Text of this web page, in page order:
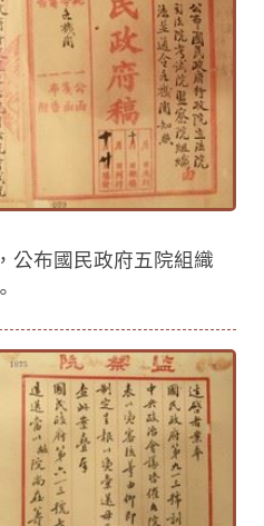
公布國民政府五院組織